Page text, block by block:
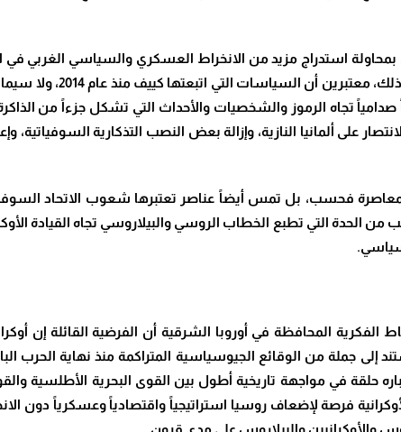
استدراج مزيد من الانخراط العسكري والسياسي الغربي في
مواجهة أوسع بين روسيا والغرب.
تجاه الرموز والشخصيات والأحداث التي تشكل جزءاً من
على ألمانيا النازية، وإزالة بعض النصب التذكارية السوفياتية،
فحسب، بل تمس أيضاً عناصر تعتبرها شعوب الاتحاد
الحدة التي تطبع الخطاب الروسي والبيلاروسي تجاه القيادة
المحافظة في أوروبا الشرقية أن الفرضية القائلة إن
جملة من الوقائع الجيوسياسية المتراكمة منذ نهاية الحرب
حلقة في مواجهة تاريخية أطول بين القوى البحرية الأطلسية
فرصة لإضعاف روسيا استراتيجياً واقتصادياً وعسكرياً دون
والأوكرانيين والبيلاروس على مدى قرون.